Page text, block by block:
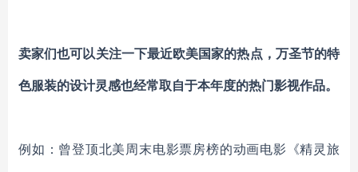
卖家们也可以关注一下最近欧美国家的热点，万圣节的特
色服装的设计灵感也经常取自于本年度的热门影视作品。
例如：曾登顶北美周末电影票房榜的动画电影《精灵旅